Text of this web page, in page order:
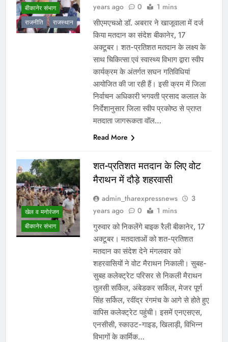
बीकानेर संभाग
राजनीति
राजस्थान
years ago
0 1 mins
सीएमएचओ डॉ. अबरार ने खाजूवाला में दर्ज
किया मतदान का संदेश बीकानेर, 17
अक्टूबर। शत-प्रतिशत मतदान के लक्ष्य के
साथ चिकित्सा एवं स्वास्थ्य विभाग द्वारा स्वीप
कार्यक्रम के अंतर्गत सघन गतिविधियां
आयोजित की जा रही हैं। इसी क्रम में जिला
निर्वाचन अधिकारी भगवती प्रसाद कलाल के
निर्देशानुसार जिला स्वीप प्रकोष्ठ से प्राप्त
मतदाता जागरूकता वॉल…
Read More
खेल व मनोरंजन
बीकानेर संभाग
शत-प्रतिशत मतदान के लिए वोट
मैराथन में दौड़े शहरवासी
admin_tharexpressnews
3
years ago
0 1 mins
गुरुवार को निकलेंगे बाइक रैली बीकानेर, 17
अक्टूबर। मतदाताओं को शत-प्रतिशत
मतदान का संदेश देने मंगलवार को
शहरवासियों ने वोट मैराथन निकाली। सुबह-
सुबह कलेक्ट्रेट परिसर से निकली मैराथन
तुलसी सर्किल, अंबेडकर सर्किल, मेजर पूर्ण
सिंह सर्किल, रवींद्र रंगमंच के आगे से होते हुए
वापिस कलेक्ट्रेट पहुंची। इसमें एनएसएस,
एनसीसी, स्काउट-गाइड, खिलाड़ी, विभिन्न
विभागों के कार्मिक…